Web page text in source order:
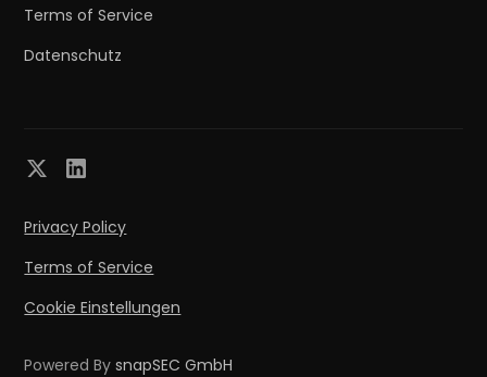
Terms of Service
Datenschutz
Powered BysnapSEC GmbH
Privacy Policy
Terms of Service
Cookie Einstellungen